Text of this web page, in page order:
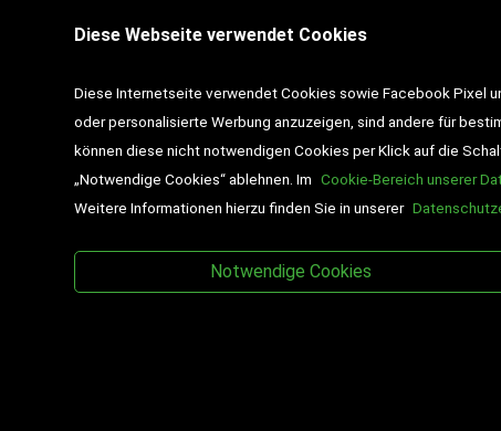
7423 Pinkafeld
pinkafeld@desch-drexler.at
Wir liefern ausschließlich nach
Diese Webseite verwendet Cookies
Diese Internetseite verwendet Cookies sowie Facebook Pixel
oder personalisierte Werbung anzuzeigen, sind andere für
können diese nicht notwendigen Cookies per Klick auf die
„Notwendige Cookies“ ablehnen. Im Cookie-Bereich unserer
Weitere Informationen hierzu finden Sie in unserer
Notwendige Cookies